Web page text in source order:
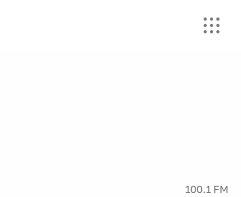
100.1 FM